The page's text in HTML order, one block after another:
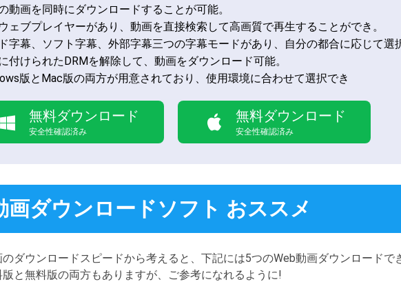
動画を同時にダウンロードすることが可能。
ェブプレイヤーがあり、動画を直接検索して高画質で再生することができ。
字幕、ソフト字幕、外部字幕三つの字幕モードがあり、自分の都合に応じて選
付けられたDRMを解除して、動画をダウンロード可能。
版とMac版の両方が用意されており、使用環境に合わせて選択でき
無料ダウンロード
安全性確認済み
無料ダウンロード
安全性確認済み
画ダウンロードソフト おススメ
ダウンロードスピードから考えると、下記には5つのWeb動画ダウンロードで
版と無料版の両方もありますが、ご参考になれるように!